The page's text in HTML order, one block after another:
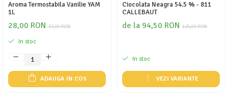
Aroma Termostabila Vanilie YAM
1L
32,00 RON
28,00 RON
In stoc
ADAUGA IN COS
Ciocolata Neagra 54.5 % - 811
CALLEBAUT
125,00 RON
de la 94,50 RON
In stoc
VEZI VARIANTE